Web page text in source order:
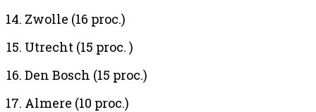
Zwolle (16 proc.)
Utrecht (15 proc. )
Den Bosch (15 proc.)
Almere (10 proc.)